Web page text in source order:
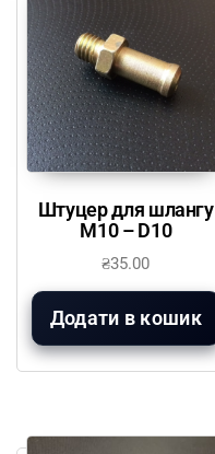
Штуцер для шлангу
М10 – D10
₴35.00
Додати в кошик